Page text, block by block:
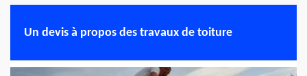
Un devis à propos des travaux de toiture